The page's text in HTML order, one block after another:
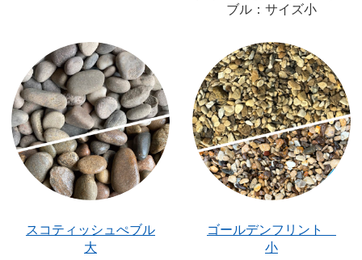
ブル：サイズ小
スコティッシュぺブル
大
ゴールデンフリント
小